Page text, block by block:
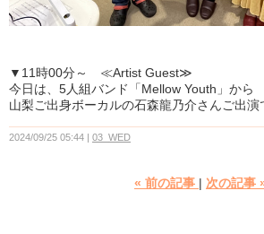
▼11時00分～ ≪Artist Guest≫
今日は、5人組バンド「Mellow Youth」から
山梨ご出身ボーカルの石森龍乃介さんご出演
2024/09/25 05:44 03_WED
« 前の記事 次の記事